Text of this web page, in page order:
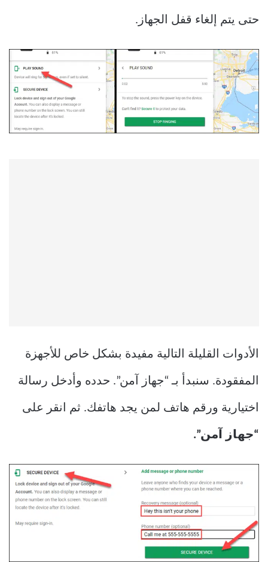
حتى يتم إلغاء قفل الجهاز.
الأدوات القليلة التالية مفيدة بشكل خاص للأجهزة
المفقودة. سنبدأ بـ “جهاز آمن”. حدده وأدخل رسالة
اختيارية ورقم هاتف لمن يجد هاتفك. ثم انقر على
“جهاز آمن”.